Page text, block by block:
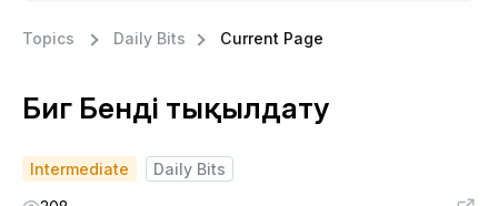
Topics Daily Bits Current Page
Биг Бенді тықылдату
Intermediate
Daily Bits